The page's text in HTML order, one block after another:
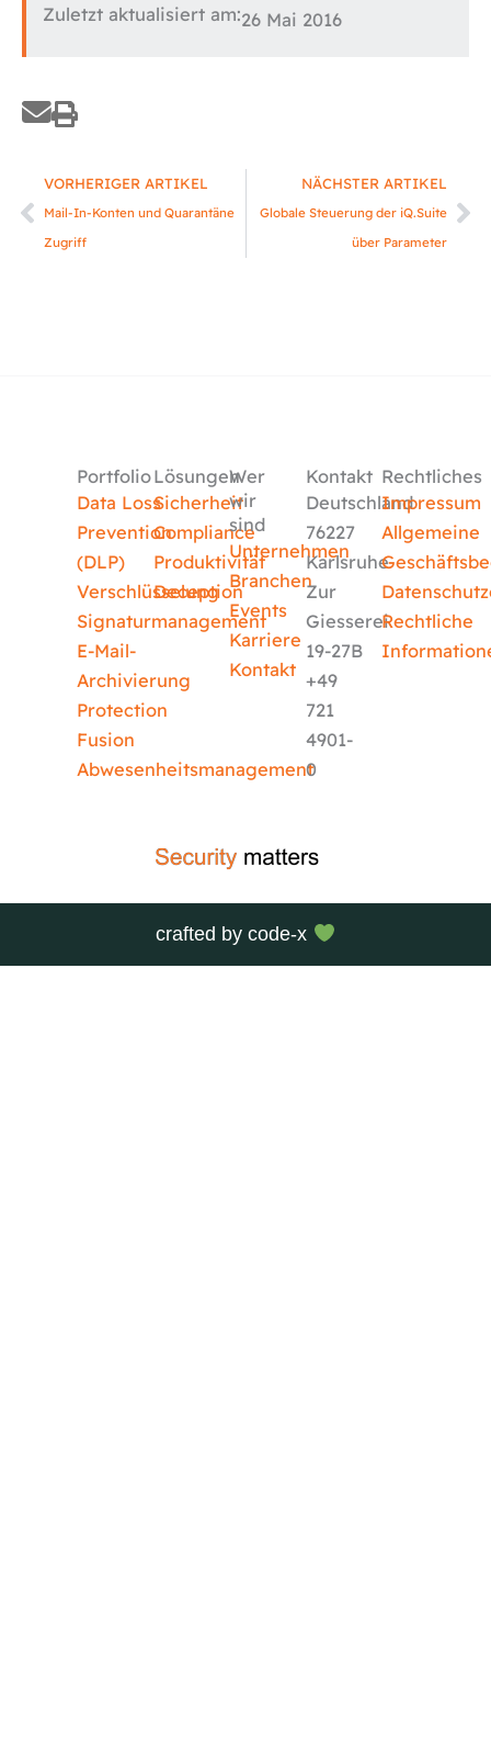
Zuletzt aktualisiert am:26 Mai 2016
Zurück
VORHERIGER ARTIKEL
Mail-In-Konten und Quarantäne
Zugriff
NÄCHSTER ARTIKEL
Globale Steuerung der iQ.Suite
über Parameter
Portfolio
Data Loss
Prevention
(DLP)
Verschlüsselung
Signaturmanagement
E-Mail-
Archivierung
Protection
Fusion
Abwesenheitsmanagement
Lösungen
Sicherheit
Compliance
Produktivität
Deception
Wer
wir
sind
Unternehmen
Branchen
Events
Karriere
Kontakt
Kontakt
Deutschland
76227
Karlsruhe
Zur
Giesserei
19-27B
+49
721
4901-
0
Rechtliches
Impressum
Allgemeine
Rechtliche
crafted bycode-x